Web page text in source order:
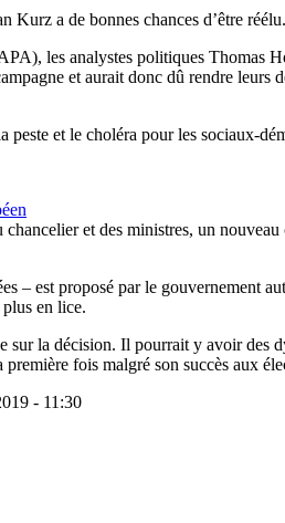
Kurz a de bonnes chances d’être
les analystes politiques Thomas
et aurait donc dû rendre
et le choléra pour les sociaux-
et des ministres, un
– est proposé par le gouvernement
en lice.
sur la décision. Il pourrait y avoir
fois malgré son succès aux
- 11:30